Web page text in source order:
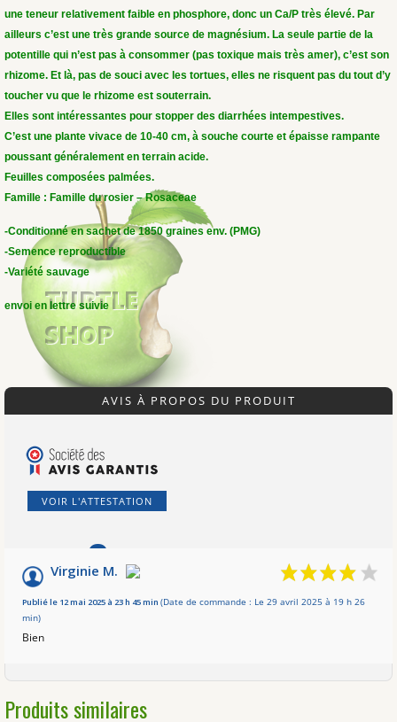
une teneur relativement faible en phosphore, donc un Ca/P très élevé. Par
ailleurs c’est une très grande source de magnésium. La seule partie de la
potentille qui n’est pas à consommer (pas toxique mais très amer), c’est son
rhizome. Et là, pas de souci avec les tortues, elles ne risquent pas du tout d’y
toucher vu que le rhizome est souterrain.
Elles sont intéressantes pour stopper des diarrhées intempestives.
C’est une plante vivace de 10-40 cm, à souche courte et épaisse rampante
poussant généralement en terrain acide.
Feuilles composées palmées.
Famille : Famille du rosier – Rosaceae
-Conditionné en sachet de 1850 graines env. (PMG)
-Semence reproductible
-Variété sauvage
envoi en lettre suivie
AVIS À PROPOS DU PRODUIT
VOIR L'ATTESTATION
8/10
Basé sur 1 avis
Virginie M.
Publié le 12 mai 2025 à 23 h 45 min (Date de commande : Le 29 avril 2025 à 19 h 26
min)
Bien
Produits similaires